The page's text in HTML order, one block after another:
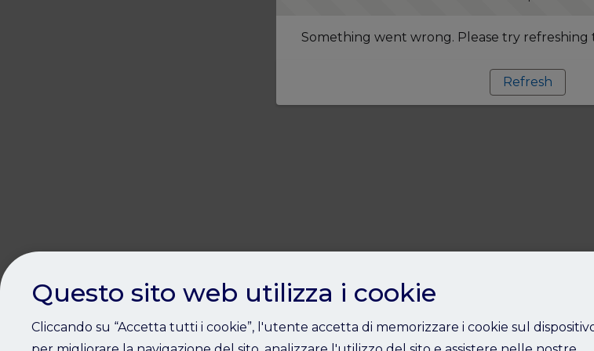
Something went wrong. Please try refreshing
Refresh
Questo sito web utilizza i cookie
Cliccando su “Accetta tutti i cookie”, l'utente accetta di memorizzare i cookie sul